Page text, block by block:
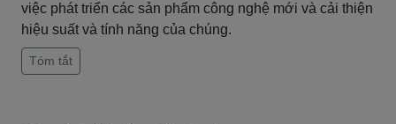
việc phát triển các sản phẩm công nghệ mới và cải thiện
hiệu suất và tính năng của chúng.
Tóm tắt